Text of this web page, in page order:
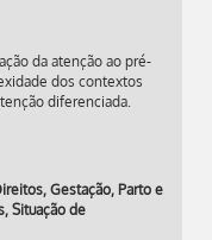
da atenção ao pré-
dos contextos
diferenciada.
, Gestação, Parto e
, Situação de